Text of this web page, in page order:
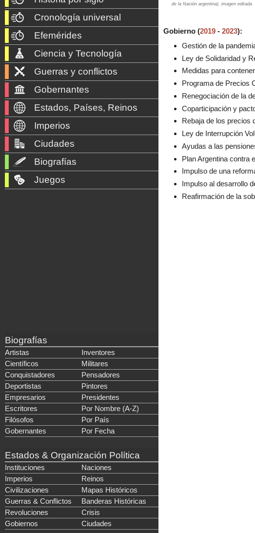
de la Nación argentina), imagen editada
Gobierno (2019 - 2023):
Gestión de la
Ley de Solidaridad y
Medidas para
Programa de Precios
Renegociación de la
Coparticipación y
Rebaja de los precios
Ley de Interrupción
Ayudas a las
Plan Argentina contra
Impulso de una
Impulso al desarrollo
Reafirmación de la
Cronología universal
Efemérides
Ciencia y Tecnología
Guerras y conflictos
Gobernantes
Estados, Países, Reinos
Imperios
Ciudades
Biografías
Juegos
Biografías
Artistas
Inventores
Científicos
Militares
Conquistadores
Pensadores
Deportistas
Pintores
Empresarios
Presidentes
Escritores
Por Nombre (A-Z)
Filósofos
Por País
Gobernantes
Por Fecha
Estados & Organización Política
Instituciones
Naciones
Imperios
Reinos
Civilizaciones
Mapas Históricos
Guerras & Conflictos
Banderas Históricas
Revoluciones
Crisis
Gobiernos
Ciudades